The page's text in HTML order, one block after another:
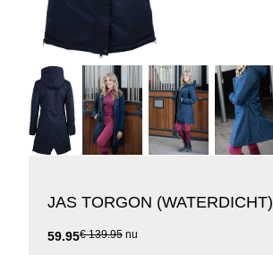
JAS TORGON (WATERDICHT)
59.95€ 139.95nu